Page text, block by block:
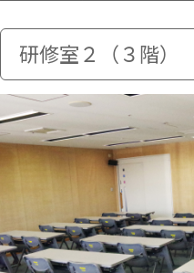
研修室２（３階）